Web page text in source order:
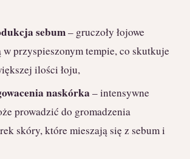
sebum– gruczoły łojowe
w przyspieszonym tempie, co skutkuje
ilości łoju,
naskórka – intensywne
prowadzić do gromadzenia
skóry, które mieszają się z sebum i